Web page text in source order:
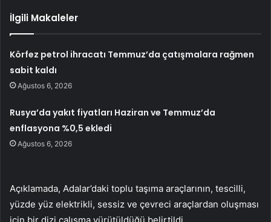
İlgili Makaleler
Körfez petrol ihracatı Temmuz’da çatışmalara rağmen
sabit kaldı
Ağustos 6, 2026
Rusya’da yakıt fiyatları Haziran ve Temmuz’da
enflasyona %0,5 ekledi
Ağustos 6, 2026
Açıklamada, Adalar’daki toplu taşıma araçlarının, tescilli,
yüzde yüz elektrikli, sessiz ve çevreci araçlardan oluşması